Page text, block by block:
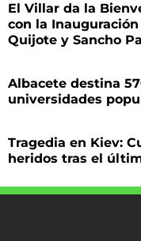
El Villar da la
con la
Quijote y Sancho
Albacete destina
universidades
Tragedia en Kiev:
heridos tras el